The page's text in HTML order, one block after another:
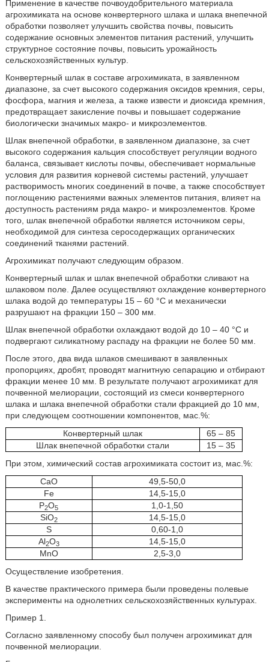
Применение в качестве почвоудобрительного материала
агрохимиката на основе конвертерного шлака и шлака внепечной
обработки позволяет улучшить свойства почвы, повысить
содержание основных элементов питания растений, улучшить
структурное состояние почвы, повысить урожайность
сельскохозяйственных культур.
Конвертерный шлак в составе агрохимиката, в заявленном
диапазоне, за счет высокого содержания оксидов кремния, серы,
фосфора, магния и железа, а также извести и диоксида кремния,
предотвращает закисление почвы и повышает содержание
биологически значимых макро- и микроэлементов.
Шлак внепечной обработки, в заявленном диапазоне, за счет
высокого содержания кальция способствует регуляции водного
баланса, связывает кислоты почвы, обеспечивает нормальные
условия для развития корневой системы растений, улучшает
растворимость многих соединений в почве, а также способствует
поглощению растениями важных элементов питания, влияет на
доступность растениям ряда макро- и микроэлементов. Кроме
того, шлак внепечной обработки является источником серы,
необходимой для синтеза серосодержащих органических
соединений тканями растений.
Агрохимикат получают следующим образом.
Конвертерный шлак и шлак внепечной обработки сливают на
шлаковом поле. Далее осуществляют охлаждение конвертерного
шлака водой до температуры 15 – 60 °С и механически
разрушают на фракции 150 – 300 мм.
Шлак внепечной обработки охлаждают водой до 10 – 40 °С и
подвергают силикатному распаду на фракции не более 50 мм.
После этого, два вида шлаков смешивают в заявленных
пропорциях, дробят, проводят магнитную сепарацию и отбирают
фракции менее 10 мм. В результате получают агрохимикат для
почвенной мелиорации, состоящий из смеси конвертерного
шлака и шлака внепечной обработки стали фракцией до 10 мм,
при следующем соотношении компонентов, мас.%:
Конвертерный шлак
65 – 85
Шлак внепечной обработки стали
15 – 35
При этом, химический состав агрохимиката состоит из, мас.%:
CaO
49,5-50,0
Fe
14,5-15,0
P2O5
1,0-1,50
SiO2
14,5-15,0
S
0,60-1,0
Al2O3
14,5-15,0
MnO
2,5-3,0
Осуществление изобретения.
В качестве практического примера были проведены полевые
эксперименты на однолетних сельскохозяйственных культурах.
Пример 1.
Согласно заявленному способу был получен агрохимикат для
почвенной мелиорации.